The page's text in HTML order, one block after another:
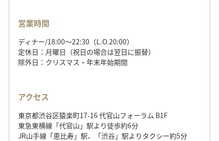
営業時間
ディナー/18:00～22:30（L.O.20:00）
定休日：月曜日（祝日の場合は翌日に振替）
除外日：クリスマス・年末年始期間
アクセス
東京都渋谷区猿楽町17-16 代官山フォーラム B1F
東急東横線「代官山」駅より徒歩約6分
JR山手線「恵比寿」駅、「渋谷」駅よりタクシー約5分